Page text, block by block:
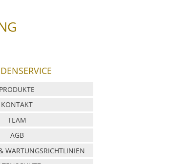
PRODUKTE
KONTAKT
TEAM
AGB
WARTUNGSRICHTLINIEN